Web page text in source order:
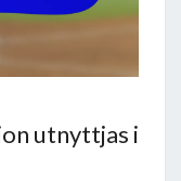
utnyttjas i